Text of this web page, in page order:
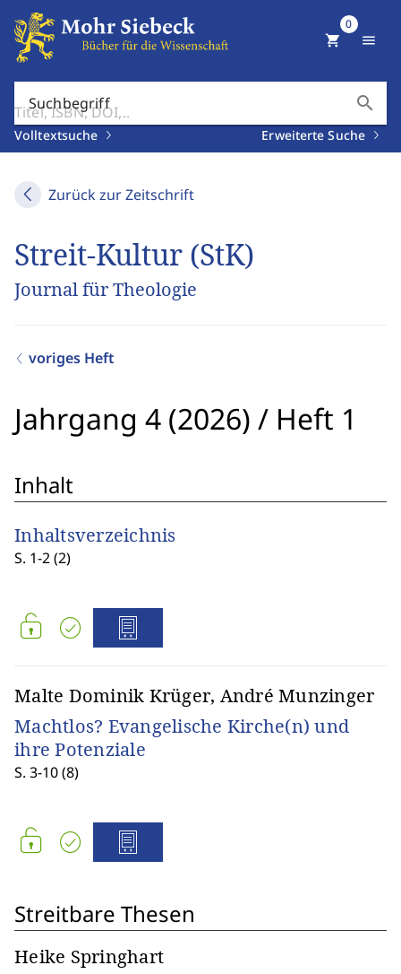
Suchbegriff search
Volltextsuche Erweiterte Suche
shopping_cart
0
menu
Zurück zur Zeitschrift
Streit-Kultur (StK)
Journal für Theologie
voriges Heft
Jahrgang 4 (2026) / Heft 1
Inhalt
Inhaltsverzeichnis
S. 1-2 (2)
Malte Dominik Krüger, André Munzinger
Machtlos? Evangelische Kirche(n) und
ihre Potenziale
S. 3-10 (8)
Streitbare Thesen
Heike Springhart